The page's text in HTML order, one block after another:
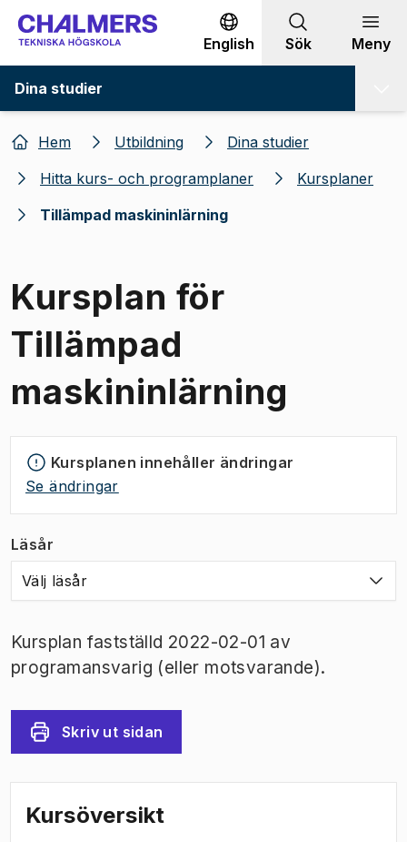
Gå till innehållet
English Sök Meny
Dina studier
Hem Utbildning
Dina studier
Hitta kurs- och programplaner
Kursplaner
Tillämpad maskininlärning
Kursplan för
Tillämpad
maskininlärning
Kursplanen innehåller ändringar
Se ändringar
Läsår
Välj läsår
Kursplan fastställd 2022-02-01 av
programansvarig (eller motsvarande).
Skriv ut sidan
Kursöversikt